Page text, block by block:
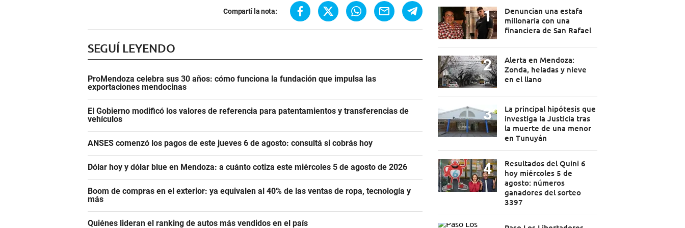
Compartí la nota:
SEGUÍ LEYENDO
ProMendoza celebra sus 30 años: cómo funciona la fundación que impulsa las
exportaciones mendocinas
El Gobierno modificó los valores de referencia para patentamientos y transferencias de
vehículos
ANSES comenzó los pagos de este jueves 6 de agosto: consultá si cobrás hoy
Dólar hoy y dólar blue en Mendoza: a cuánto cotiza este miércoles 5 de agosto de 2026
Boom de compras en el exterior: ya equivalen al 40% de las ventas de ropa, tecnología y
más
Quiénes lideran el ranking de autos más vendidos en el país
Denuncian una estafa
millonaria con una
financiera de San Rafael
Alerta en Mendoza:
Zonda, heladas y nieve
en el llano
La principal hipótesis que
investiga la Justicia tras
la muerte de una menor
en Tunuyán
Resultados del Quini 6
hoy miércoles 5 de
agosto: números
ganadores del sorteo
3397